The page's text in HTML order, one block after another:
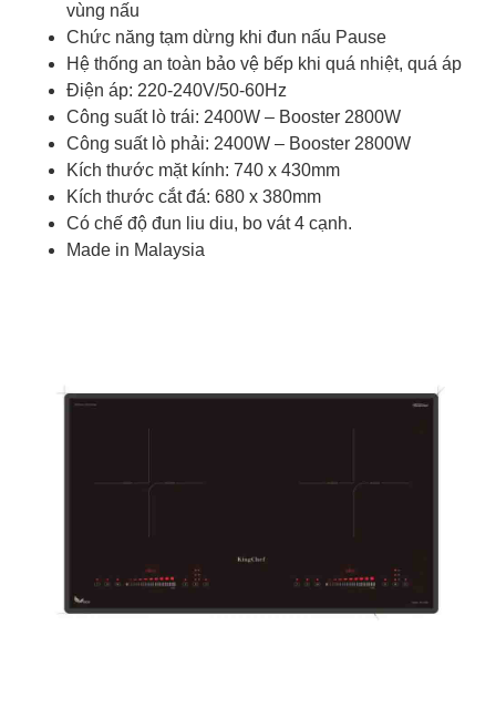
vùng nấu
Chức năng tạm dừng khi đun nấu Pause
Hệ thống an toàn bảo vệ bếp khi quá nhiệt, quá áp
Điện áp: 220-240V/50-60Hz
Công suất lò trái: 2400W – Booster 2800W
Công suất lò phải: 2400W – Booster 2800W
Kích thước mặt kính: 740 x 430mm
Kích thước cắt đá: 680 x 380mm
Có chế độ đun liu diu, bo vát 4 cạnh.
Made in Malaysia